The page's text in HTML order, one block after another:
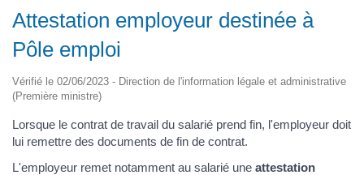
Attestation employeur destinée à
Pôle emploi
Vérifié le 02/06/2023 - Direction de l'information légale et administrative
(Première ministre)
Lorsque le contrat de travail du salarié prend fin, l'employeur doit
lui remettre des documents de fin de contrat.
L'employeur remet notamment au salarié une attestation